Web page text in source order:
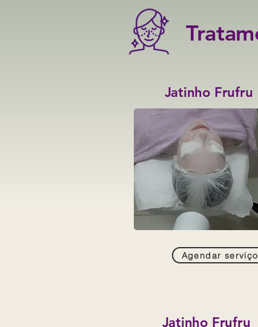
Jatinho Frufru
Agendar serviço
Jatinho Frufru